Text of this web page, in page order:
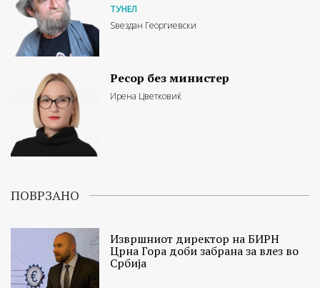
ТУНЕЛ
Ѕвездан Георгиевски
Ресор без министер
Ирена Цветковиќ
ПОВРЗАНО
Извршниот директор на БИРН
Црна Гора доби забрана за влез во
Србија